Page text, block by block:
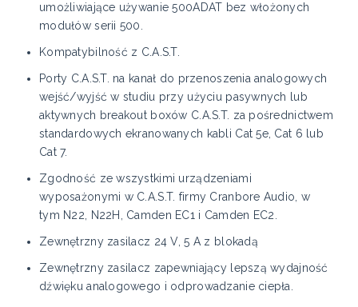
umożliwiające używanie 500ADAT bez włożonych
modułów serii 500.
Kompatybilność z C.A.S.T.
Porty C.A.S.T. na kanał do przenoszenia analogowych
wejść/wyjść w studiu przy użyciu pasywnych lub
aktywnych breakout boxów C.A.S.T. za pośrednictwem
standardowych ekranowanych kabli Cat 5e, Cat 6 lub
Cat 7.
Zgodność ze wszystkimi urządzeniami
wyposażonymi w C.A.S.T. firmy Cranbore Audio, w
tym N22, N22H, Camden EC1 i Camden EC2.
Zewnętrzny zasilacz 24 V, 5 A z blokadą
Zewnętrzny zasilacz zapewniający lepszą wydajność
dźwięku analogowego i odprowadzanie ciepła.